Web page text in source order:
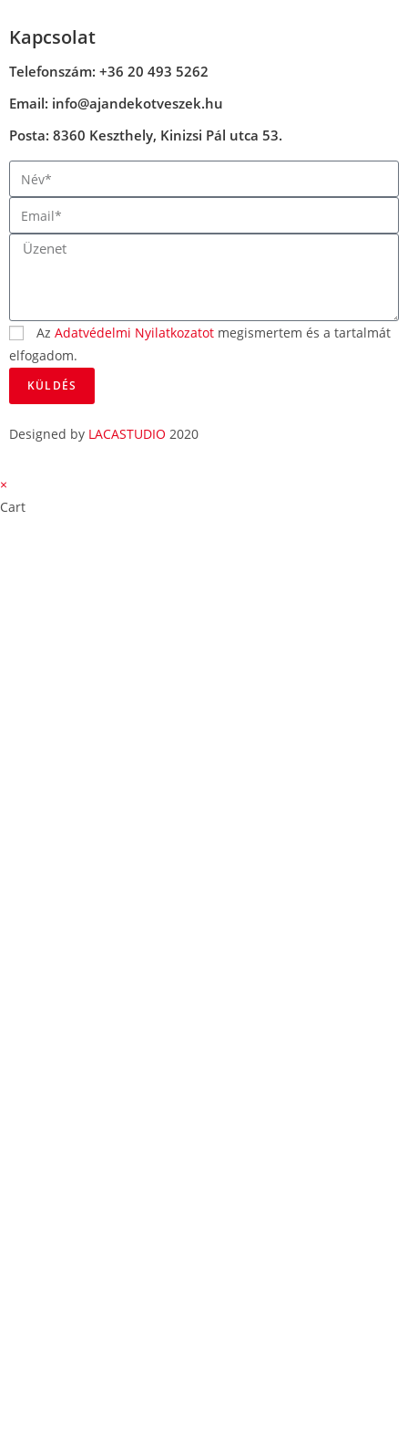
Kapcsolat
Telefonszám: +36 20 493 5262
Email: info@ajandekotveszek.hu
Posta: 8360 Keszthely, Kinizsi Pál utca 53.
Az Adatvédelmi Nyilatkozatot megismertem és a tartalmát
elfogadom.
KÜLDÉS
Designed by LACASTUDIO 2020
×
Cart